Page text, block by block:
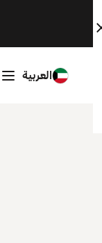
العربية